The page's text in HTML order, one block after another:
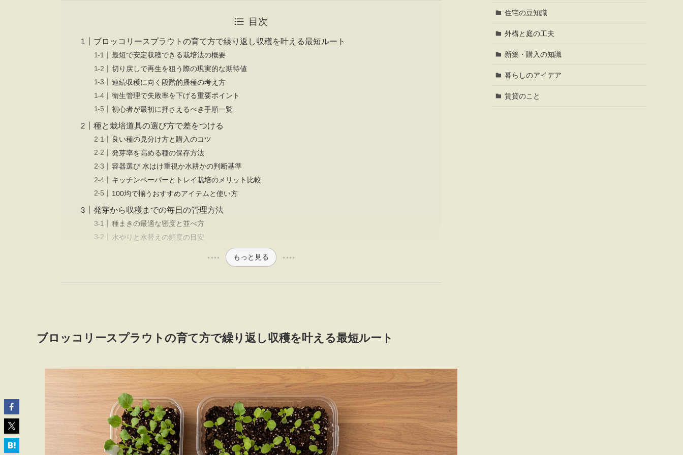
目次
ブロッコリースプラウトの育て方で繰り返し収穫を叶える最短ルート
最短で安定収穫できる栽培法の概要
切り戻しで再生を狙う際の現実的な期待値
連続収穫に向く段階的播種の考え方
衛生管理で失敗率を下げる重要ポイント
初心者が最初に押さえるべき手順一覧
種と栽培道具の選び方で差をつける
良い種の見分け方と購入のコツ
発芽率を高める種の保存方法
容器選び 水はけ重視か水耕かの判断基準
キッチンペーパーとトレイ栽培のメリット比較
100均で揃うおすすめアイテムと使い方
発芽から収穫までの毎日の管理方法
種まきの最適な密度と並べ方
水やりと水替えの頻度の目安
もっと見る
ブロッコリースプラウトの育て方で繰り返し収穫を叶える最短ルート
住宅の豆知識
外構と庭の工夫
新築・購入の知識
暮らしのアイデア
賃貸のこと